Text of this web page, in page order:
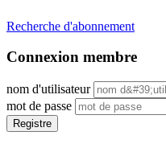
Recherche d'abonnement
Connexion membre
nom d'utilisateur
mot de passe
Registre